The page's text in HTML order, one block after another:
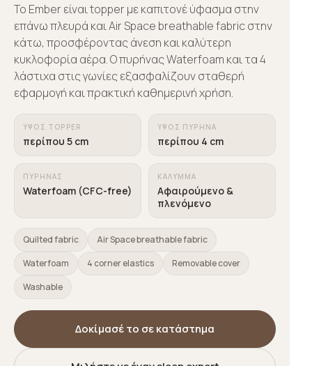
Το Ember είναι topper με καπιτονέ ύφασμα στην
επάνω πλευρά και Air Space breathable fabric στην
κάτω, προσφέροντας άνεση και καλύτερη
κυκλοφορία αέρα. Ο πυρήνας Waterfoam και τα 4
λάστιχα στις γωνίες εξασφαλίζουν σταθερή
εφαρμογή και πρακτική καθημερινή χρήση.
ΎΨΟΣ TOPPER
περίπου 5 cm
ΎΨΟΣ ΠΥΡΉΝΑ
περίπου 4 cm
ΠΥΡΉΝΑΣ
Waterfoam (CFC-free)
ΚΆΛΥΜΜΑ
Αφαιρούμενο &
πλενόμενο
Quilted fabric
Air Space breathable fabric
Waterfoam
4 corner elastics
Removable cover
Washable
Δοκίμασέ το σε κατάστημα